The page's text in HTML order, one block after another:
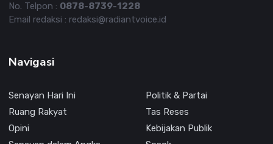
No. Telpon : 0878-8739-1228
Email redaksi : redaksi@radiantvoice.id
Navigasi
Senayan Hari Ini
Politik & Partai
Ruang Rakyat
Tas Reses
Opini
Kebijakan Publik